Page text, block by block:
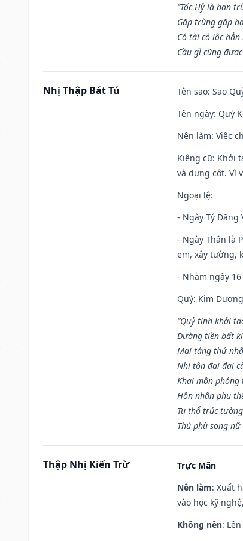
“Tốc Hỷ là bạn
Gặp trùng gặp
Có tài có lộc hẳn
Cầu gì cũng
Nhị Thập Bát Tú Tên sao: Sao
Tên ngày: Quỷ
Nên làm: Việc
Kiêng cữ: Khởi
và dựng cột. Vì
Ngoại lệ:
- Ngày Tý
- Ngày Thân là
em, xây tường,
- Nhằm ngày
Quỷ: Kim
“Quỷ tinh khởi
Đường tiền bất
Mai táng thử
Nhi tôn đại đại
Khai môn
Hôn nhân phu
Tu thổ trúc
Thủ phù song
Thập Nhị Kiến Trừ
Trực Mãn
Nên làm: Xuất
vào học kỹ
Không nên: